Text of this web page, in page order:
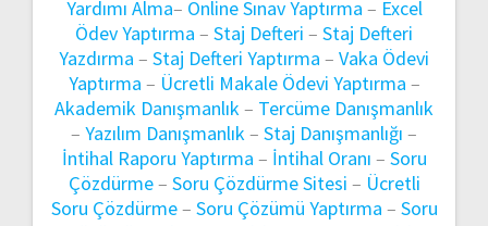
Yardımı Alma– Online Sınav Yaptırma – Excel
Ödev Yaptırma – Staj Defteri – Staj Defteri
Yazdırma – Staj Defteri Yaptırma – Vaka Ödevi
Yaptırma – Ücretli Makale Ödevi Yaptırma –
Akademik Danışmanlık– Tercüme Danışmanlık
– Yazılım Danışmanlık– Staj Danışmanlığı –
İntihal Raporu Yaptırma – İntihal Oranı – Soru
Çözdürme– Soru Çözdürme Sitesi – Ücretli
Soru Çözdürme– Soru Çözümü Yaptırma – Soru